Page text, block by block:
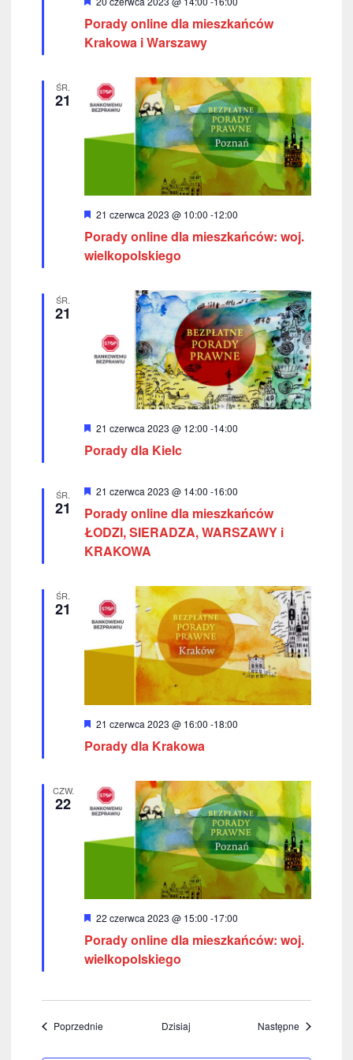
o
a
c
h
r
ó
ż
o
n
e
Porady online dla mieszkańców
Krakowa i Warszawy
ŚR.
21
W
r
ó
ż
21 czerwca 2023 @ 10:00 -12:00
Porady online dla mieszkańców: woj.
wielkopolskiego
ŚR.
21
W
r
n
o
n
e
21 czerwca 2023 @ 12:00 -14:00
Porady dla Kielc
ŚR.
21
W
r
ó
ż
n
e
21 czerwca 2023 @ 14:00 -16:00
Porady online dla mieszkańców
ŁODZI, SIERADZA, WARSZAWY i
KRAKOWA
ŚR.
21
W
r
n
i
o
e
21 czerwca 2023 @ 16:00 -18:00
Porady dla Krakowa
CZW.
22
W
r
ó
ż
o
e
22 czerwca 2023 @ 15:00 -17:00
Porady online dla mieszkańców: woj.
wielkopolskiego
Poprzednie Dzisiaj NastępneWydarzenia